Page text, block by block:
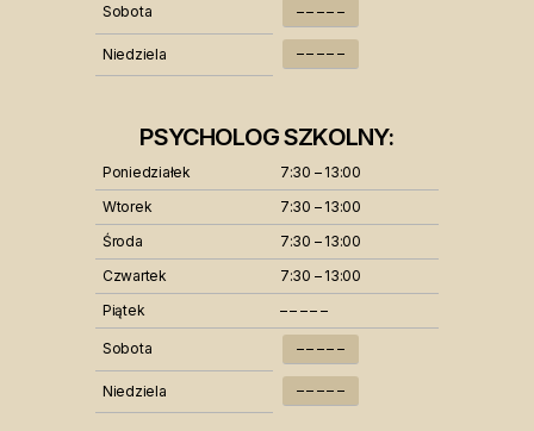
Sobota – – – – –
Niedziela – – – – –
PSYCHOLOG SZKOLNY:
Poniedziałek
7:30 – 13:00
Wtorek
7:30 – 13:00
Środa
7:30 – 13:00
Czwartek
7:30 – 13:00
Piątek
– – – – –
Sobota – – – – –
Niedziela – – – – –